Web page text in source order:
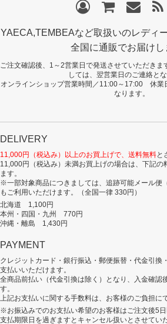
YAECA,TEMBEAなど取扱いのレディ
全国に通販でお届けし
ご注文確認後、1～2営業日で発送させていただきま
しては、翌営業日のご連絡とな
オンラインショップ営業時間／11:00～17:00 休
なります。
DELIVERY
11,000円（税込み）以上のお買上げで、送料無料と
11,000円（税込み）未満お買上げの場合は、下記の
ます。
※一部対象商品につきましては、追跡可能メール便
もご利用いただけます。（全国一律 330円）
北海道 1,100円
本州・四国・九州 770円
沖縄・離島 1,430円
PAYMENT
クレジットカード・銀行振込・郵便振替・代金引換
支払いいただけます。
全商品前払い（代金引換は除く）となり、入金確認
す。
上記お支払いに関する手数料は、お客様のご負担に
※お振込みでのお支払い希望のお客様はご注文後5
支払期限日を過ぎますとキャンセル扱いとさせてい